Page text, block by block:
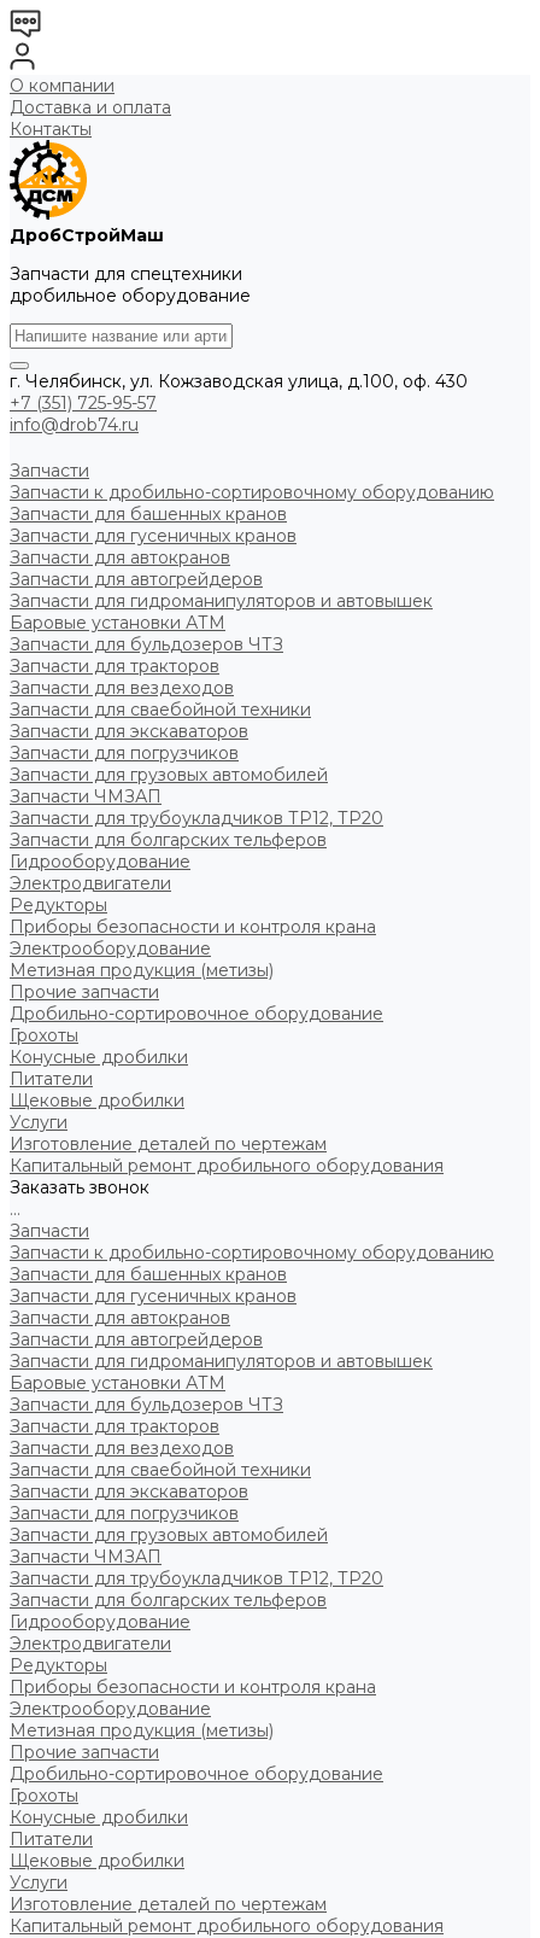
О компании
Доставка и оплата
Контакты
ДробСтройМаш
Запчасти для спецтехники
дробильное оборудование
г. Челябинск, ул. Кожзаводская улица, д.100, оф. 430
+7 (351) 725-95-57
info@drob74.ru
Запчасти
Запчасти к дробильно-сортировочному оборудованию
Запчасти для башенных кранов
Запчасти для гусеничных кранов
Запчасти для автокранов
Запчасти для автогрейдеров
Запчасти для гидроманипуляторов и автовышек
Баровые установки АТМ
Запчасти для бульдозеров ЧТЗ
Запчасти для тракторов
Запчасти для вездеходов
Запчасти для сваебойной техники
Запчасти для экскаваторов
Запчасти для погрузчиков
Запчасти для грузовых автомобилей
Запчасти ЧМЗАП
Запчасти для трубоукладчиков ТР12, ТР20
Запчасти для болгарских тельферов
Гидрооборудование
Электродвигатели
Редукторы
Приборы безопасности и контроля крана
Электрооборудование
Метизная продукция (метизы)
Прочие запчасти
Дробильно-сортировочное оборудование
Грохоты
Конусные дробилки
Питатели
Щековые дробилки
Услуги
Изготовление деталей по чертежам
Капитальный ремонт дробильного оборудования
Заказать звонок
...
Запчасти
Запчасти к дробильно-сортировочному оборудованию
Запчасти для башенных кранов
Запчасти для гусеничных кранов
Запчасти для автокранов
Запчасти для автогрейдеров
Запчасти для гидроманипуляторов и автовышек
Баровые установки АТМ
Запчасти для бульдозеров ЧТЗ
Запчасти для тракторов
Запчасти для вездеходов
Запчасти для сваебойной техники
Запчасти для экскаваторов
Запчасти для погрузчиков
Запчасти для грузовых автомобилей
Запчасти ЧМЗАП
Запчасти для трубоукладчиков ТР12, ТР20
Запчасти для болгарских тельферов
Гидрооборудование
Электродвигатели
Редукторы
Приборы безопасности и контроля крана
Электрооборудование
Метизная продукция (метизы)
Прочие запчасти
Дробильно-сортировочное оборудование
Грохоты
Конусные дробилки
Питатели
Щековые дробилки
Услуги
Изготовление деталей по чертежам
Капитальный ремонт дробильного оборудования